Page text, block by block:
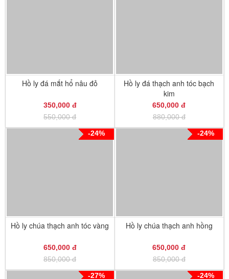
Hồ ly đá mắt hổ nâu đỏ
350,000 đ
550,000 đ
Hồ ly đá thạch anh tóc bạch
kim
650,000 đ
880,000 đ
-24%
Hồ ly chúa thạch anh tóc vàng
650,000 đ
850,000 đ
-24%
Hồ ly chúa thạch anh hồng
650,000 đ
850,000 đ
-27%
-24%